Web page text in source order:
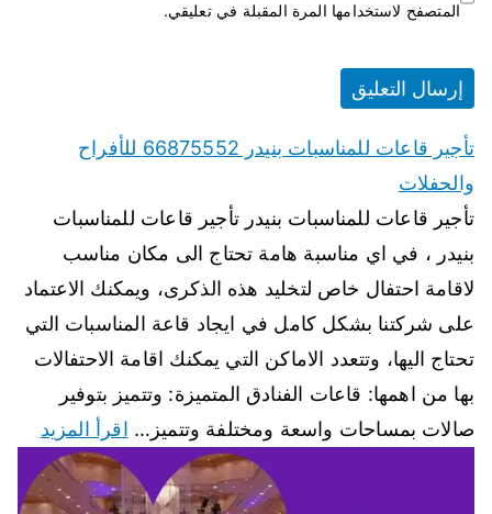
المتصفح لاستخدامها المرة المقبلة في تعليقي.
تأجير قاعات للمناسبات بنيدر 66875552 للأفراح
والحفلات
تأجير قاعات للمناسبات بنيدر تأجير قاعات للمناسبات
بنيدر ، في اي مناسبة هامة تحتاج الى مكان مناسب
لاقامة احتفال خاص لتخليد هذه الذكرى، ويمكنك الاعتماد
على شركتنا بشكل كامل في ايجاد قاعة المناسبات التي
تحتاج اليها، وتتعدد الاماكن التي يمكنك اقامة الاحتفالات
بها من اهمها: قاعات الفنادق المتميزة: وتتميز بتوفير
صالات بمساحات واسعة ومختلفة وتتميز… اقرأ المزيد